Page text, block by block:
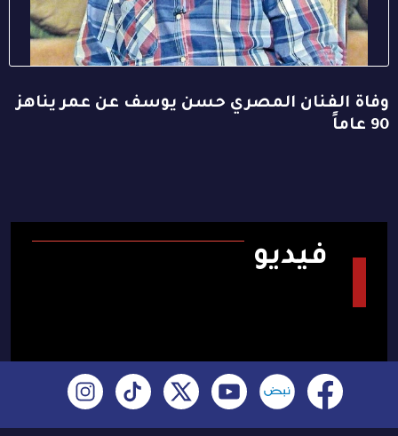
وفاة الفنان المصري حسن يوسف عن عمر يناهز
90 عاماً
فيديو